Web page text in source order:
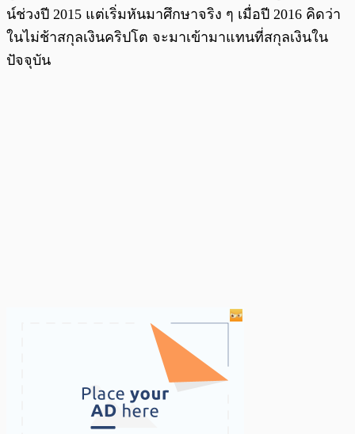
น์ช่วงปี 2015 แต่เริ่มหันมาศึกษาจริง ๆ เมื่อปี 2016 คิดว่า
ในไม่ช้าสกุลเงินคริปโต จะมาเข้ามาแทนที่สกุลเงินใน
ปัจจุบัน